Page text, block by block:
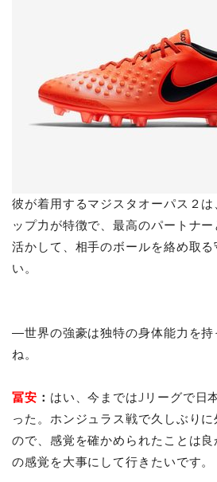
彼が着用するマジスタオーパス２は
ップ力が特徴で、最高のパートナ
活かして、相手のボールを絡め取
い。
―世界の強豪は独特の身体能力を持
ね。
冨安 ： はい、今まではJリーグで日
った。ホンジュラス戦で久しぶり
ので、感覚を確かめられたことは
の感覚を大事にして行きたいです。